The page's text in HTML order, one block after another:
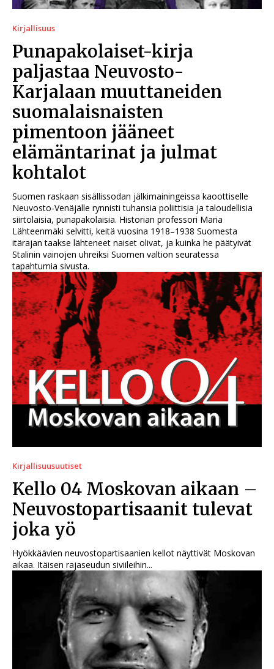
Kirjallisuus
Punapakolaiset-kirja
paljastaa Neuvosto-
Karjalaan muuttaneiden
suomalaisnaisten
pimentoon jääneet
elämäntarinat ja julmat
kohtalot
Suomen raskaan sisällissodan jälkimainingeissa kaoottiselle
Neuvosto-Venäjälle rynnisti tuhansia poliittisia ja taloudellisia
siirtolaisia, punapakolaisia. Historian professori Maria
Lähteenmäki selvitti, keitä vuosina 1918–1938 Suomesta
itärajan taakse lähteneet naiset olivat, ja kuinka he päätyivät
Stalinin vainojen uhreiksi Suomen valtion seuratessa
tapahtumia sivusta.
Kirjallisuusuutiset
Kello 04 Moskovan aikaan –
Neuvostopartisaanit tulevat
joka yö
Hyökkäävien neuvostopartisaanien kellot näyttivät Moskovan
aikaa. Itäisen rajaseudun siviileihin...